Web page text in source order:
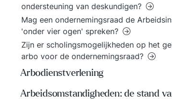
ondersteuning van deskundigen?
Mag een ondernemingsraad de
'onder vier ogen' spreken?
Zijn er scholingsmogelijkheden op het
arbo voor de ondernemingsraad?
Arbodienstverlening
Arbeidsomstandigheden: de stand